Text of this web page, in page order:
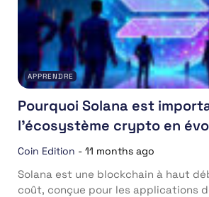
APPRENDRE
Pourquoi Solana est
l’écosystème crypto en
Coin Edition - 11 months ago
Solana est une blockchain à haut
coût, conçue pour les applications